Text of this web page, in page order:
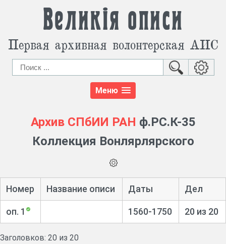
Великія описи
Первая архивная волонтерская АИС
Меню
Архив СПбИИ РАН ф.РС.К-35
Коллекция Вонлярлярского
Номер Название описи Даты Дел
оп. 1 1560-1750 20 из 20
Заголовков: 20 из 20